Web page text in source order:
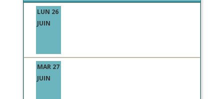
LUN 26
JUIN
MAR 27
JUIN